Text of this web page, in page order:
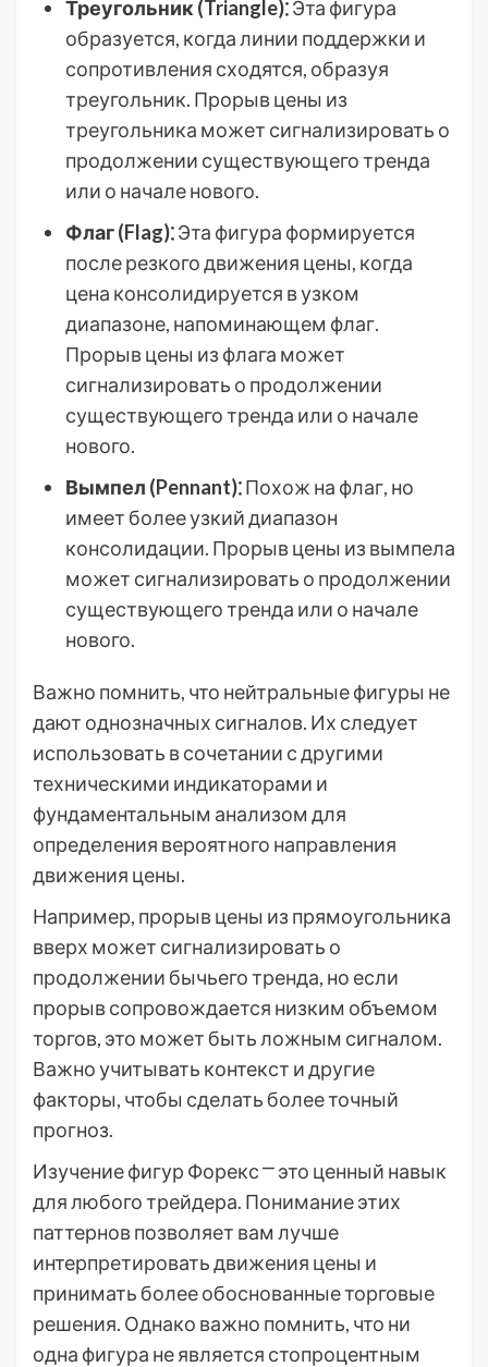
Треугольник (Triangle)⁚Эта фигура
образуется, когда линии поддержки и
сопротивления сходятся, образуя
треугольник. Прорыв цены из
треугольника может сигнализировать о
продолжении существующего тренда
или о начале нового.
Флаг (Flag)⁚Эта фигура формируется
после резкого движения цены, когда
цена консолидируется в узком
диапазоне, напоминающем флаг.
Прорыв цены из флага может
сигнализировать о продолжении
существующего тренда или о начале
нового.
Вымпел (Pennant)⁚Похож на флаг, но
имеет более узкий диапазон
консолидации. Прорыв цены из вымпела
может сигнализировать о продолжении
существующего тренда или о начале
нового.
Важно помнить, что нейтральные фигуры не
дают однозначных сигналов. Их следует
использовать в сочетании с другими
техническими индикаторами и
фундаментальным анализом для
определения вероятного направления
движения цены.
Например, прорыв цены из прямоугольника
вверх может сигнализировать о
продолжении бычьего тренда, но если
прорыв сопровождается низким объемом
торгов, это может быть ложным сигналом.
Важно учитывать контекст и другие
факторы, чтобы сделать более точный
прогноз.
Изучение фигур Форекс ⎻ это ценный навык
для любого трейдера. Понимание этих
паттернов позволяет вам лучше
интерпретировать движения цены и
принимать более обоснованные торговые
решения. Однако важно помнить, что ни
одна фигура не является стопроцентным